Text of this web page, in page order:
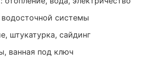
системы
штукатурка, сайдинг
ванная под ключ